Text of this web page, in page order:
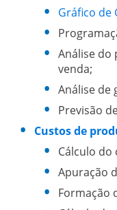
Gráfico de
Análise do
venda;
Análise de
Previsão
Custos de
Cálculo
Apuração
Formação